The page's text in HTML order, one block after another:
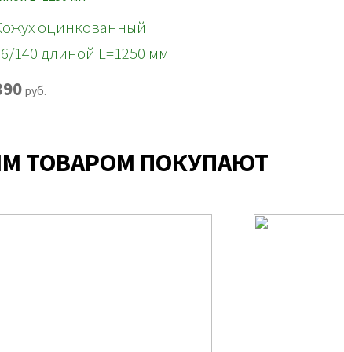
оцинкованный
140 длиной L=1250 мм
руб.
ТОВАРОМ ПОКУПАЮТ